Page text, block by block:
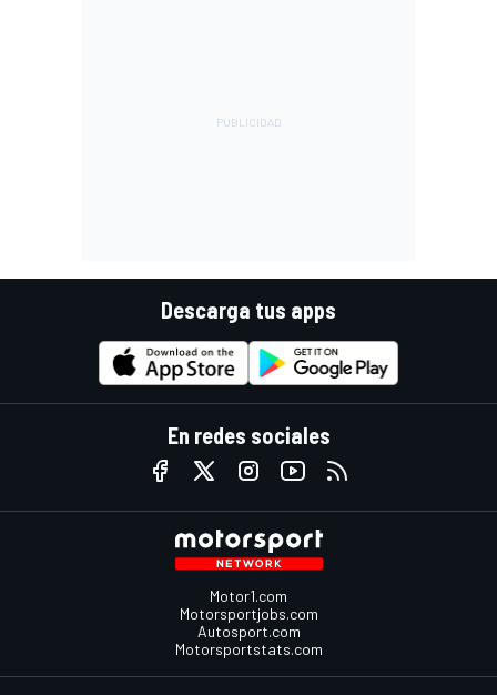
Descarga tus apps
En redes sociales
Motor1.com
Motorsportjobs.com
Autosport.com
Motorsportstats.com